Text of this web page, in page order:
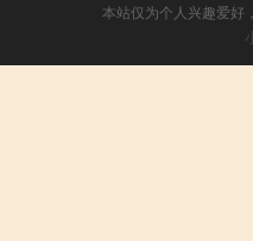
本站仅为个人兴趣爱好